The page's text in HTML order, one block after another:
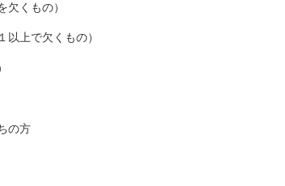
欠くもの）
以上で欠くもの）
の方